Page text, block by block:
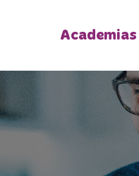
Academias